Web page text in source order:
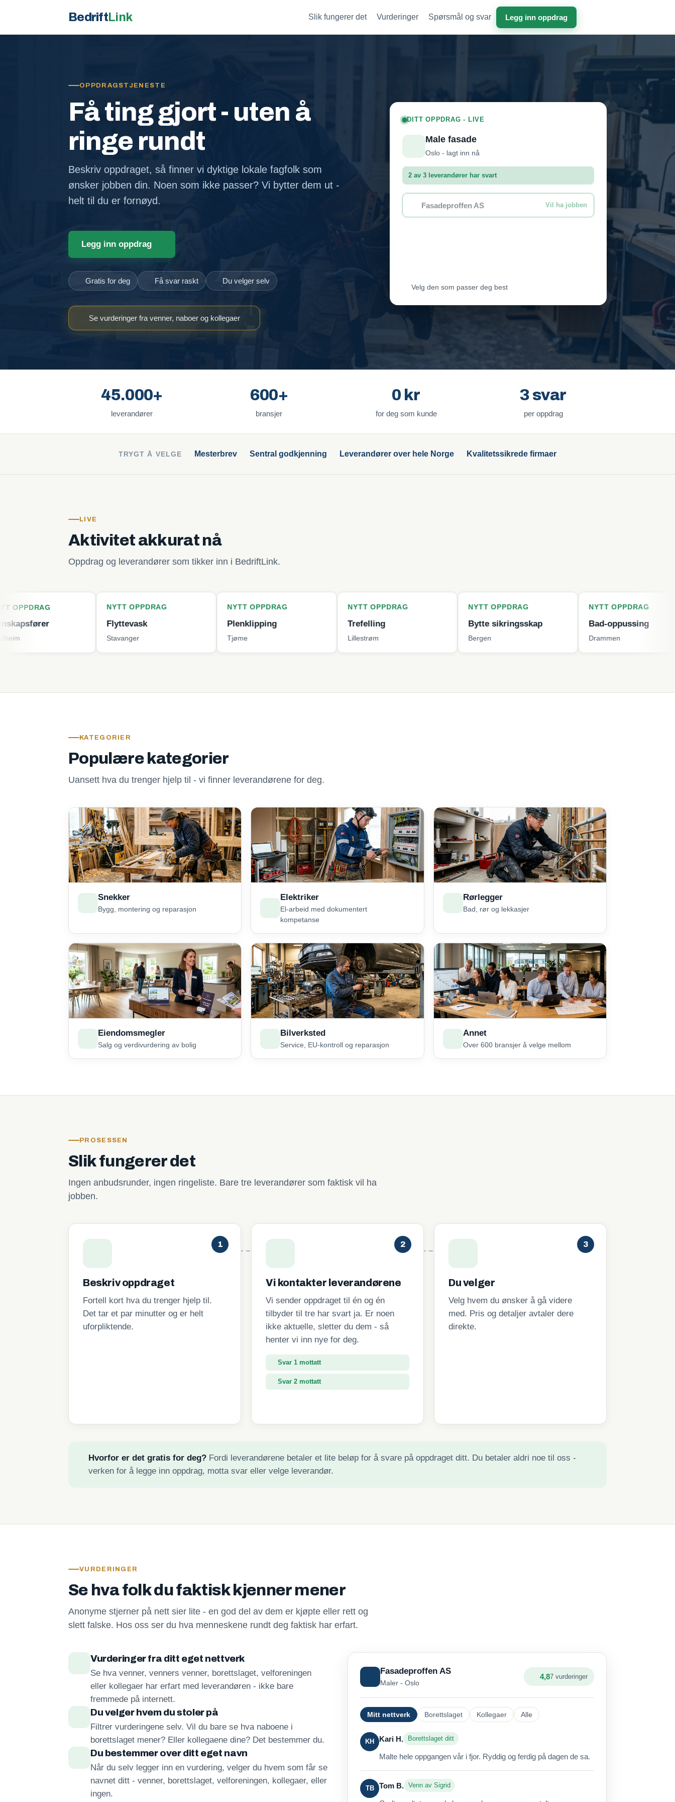
BedriftLink Slik fungerer det Vurderinger Spørsmål og svar Legg inn oppdrag
OPPDRAGSTJENESTE
Få ting gjort - uten å
ringe rundt
Beskriv oppdraget, så finner vi dyktige lokale fagfolk som
ønsker jobben din. Noen som ikke passer? Vi bytter dem ut -
helt til du er fornøyd.
Legg inn oppdrag
Gratis for deg Få svar raskt Du velger selv
Se vurderinger fra venner, naboer og kollegaer
DITT OPPDRAG - LIVE
Male fasade
Oslo - lagt inn nå
2 av 3 leverandører har svart
Fasadeproffen AS Vil ha jobben
Velg den som passer deg best
45.000+
leverandører
600+
bransjer
0 kr
for deg som kunde
3 svar
per oppdrag
TRYGT Å VELGE Mesterbrev Sentral godkjenning Leverandører over hele Norge Kvalitetssikrede firmaer
LIVE
Aktivitet akkurat nå
Oppdrag og leverandører som tikker inn i BedriftLink.
NYTT OPPDRAG NYTT OPPDRAG
Plenklipping
NYTT OPPDRAG NYTT OPPDRAG
Bytte sikringsskap
NYTT OPPDRAG
Bad-oppussing
KATEGORIER
Populære kategorier
Uansett hva du trenger hjelp til - vi finner leverandørene for deg.
Snekker
Bygg, montering og reparasjon
Elektriker
El-arbeid med dokumentert
kompetanse
Rørlegger
Bad, rør og lekkasjer
Eiendomsmegler
Salg og verdivurdering av bolig
Bilverksted
Service, EU-kontroll og reparasjon
Annet
Over 600 bransjer å velge mellom
PROSESSEN
Slik fungerer det
Ingen anbudsrunder, ingen ringeliste. Bare tre leverandører som faktisk vil ha
jobben.
1
Beskriv oppdraget
Fortell kort hva du trenger hjelp til.
Det tar et par minutter og er helt
uforpliktende.
2
Vi kontakter leverandørene
Vi sender oppdraget til én og én
tilbyder til tre har svart ja. Er noen
ikke aktuelle, sletter du dem - så
henter vi inn nye for deg.
Svar 1 mottatt
Svar 2 mottatt
3
Du velger
Velg hvem du ønsker å gå videre
med. Pris og detaljer avtaler dere
direkte.
Hvorfor er det gratis for deg? Fordi leverandørene betaler et lite beløp for å svare på oppdraget ditt. Du betaler aldri noe til oss -
verken for å legge inn oppdrag, motta svar eller velge leverandør.
VURDERINGER
Se hva folk du faktisk kjenner mener
Anonyme stjerner på nett sier lite - en god del av dem er kjøpte eller rett og
slett falske. Hos oss ser du hva menneskene rundt deg faktisk har erfart.
Vurderinger fra ditt eget nettverk
Se hva venner, venners venner, borettslaget, velforeningen
eller kollegaer har erfart med leverandøren - ikke bare
fremmede på internett.
Du velger hvem du stoler på
Filtrer vurderingene selv. Vil du bare se hva naboene i
borettslaget mener? Eller kollegaene dine? Det bestemmer du.
Du bestemmer over ditt eget navn
Når du selv legger inn en vurdering, velger du hvem som får se
navnet ditt - venner, borettslaget, velforeningen, kollegaer, eller
ingen.
Fasadeproffen AS
Maler - Oslo
4,87 vurderinger
Mitt nettverk Borettslaget Kollegaer Alle
KH Kari H. Borettslaget ditt
Malte hele oppgangen vår i fjor. Ryddig og ferdig på dagen de sa.
TB Tom B. Venn av Sigrid